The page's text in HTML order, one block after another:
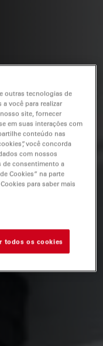
outras tecnologias de
você para realizar
site, fornecer
em suas interações com
conteúdo nas
você concorda
com nossos
de consentimento a
Cookies” na parte
para saber mais
todos os cookies